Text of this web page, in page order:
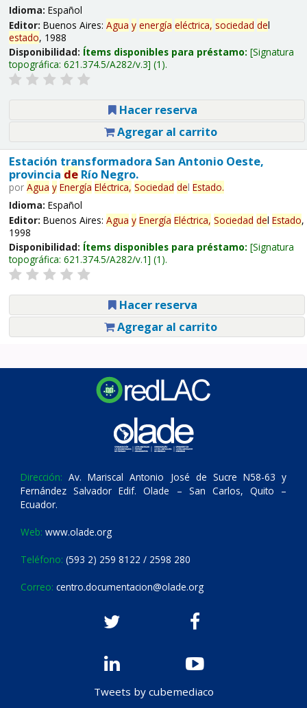
Idioma: Español
Editor: Buenos Aires: Agua y energía eléctrica, sociedad del
estado, 1988
Disponibilidad: Ítems disponibles para préstamo: Signatura
topográfica: 621.374.5/A282/v.3 (1).
Hacer reserva
Agregar al carrito
Estación transformadora San Antonio Oeste,
provincia deRío Negro.
por Agua y Energía Eléctrica, Sociedad del Estado.
Idioma: Español
Editor: Buenos Aires: Agua y Energía Eléctrica, Sociedad del Estado,
1998
Disponibilidad: Ítems disponibles para préstamo: Signatura
topográfica: 621.374.5/A282/v.1 (1).
Hacer reserva
Agregar al carrito
Dirección: Av. Mariscal Antonio José de Sucre N58-63 y
Fernández Salvador Edif. Olade – San Carlos, Quito –
Ecuador.
Web: www.olade.org
Teléfono: (593 2) 259 8122 / 2598 280
Correo: centro.documentacion@olade.org
Tweets by cubemediaco